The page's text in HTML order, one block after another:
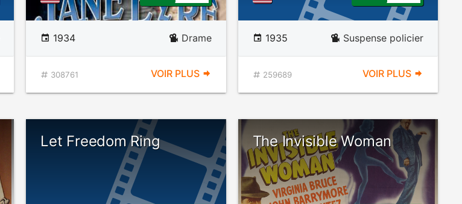
1934 Drame
308761 VOIR PLUS
1935 Suspense policier
259689 VOIR PLUS
Let Freedom Ring The Invisible Woman